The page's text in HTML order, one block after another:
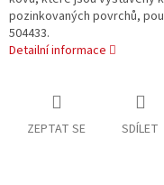
pozinkovaných povrchů,
504433.
Detailní informace
ZEPTAT SE SDÍLET